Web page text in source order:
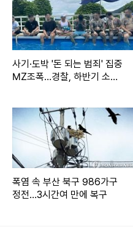
안심마을 참여업체로, 생명
다.
편의점 사장은 "그 손님은 하
봤던 것 같다"며 "결정적인
원에게 고맙다"고 말했다.
시 정신건강복지센터 관계자
를 보여준다"면서 "무심코 지
사기·도박 '돈 되는 범죄' 집중
MZ조폭…경찰, 하반기 소탕
폭염 속 부산 북구 986가구
정전…3시간여 만에 복구